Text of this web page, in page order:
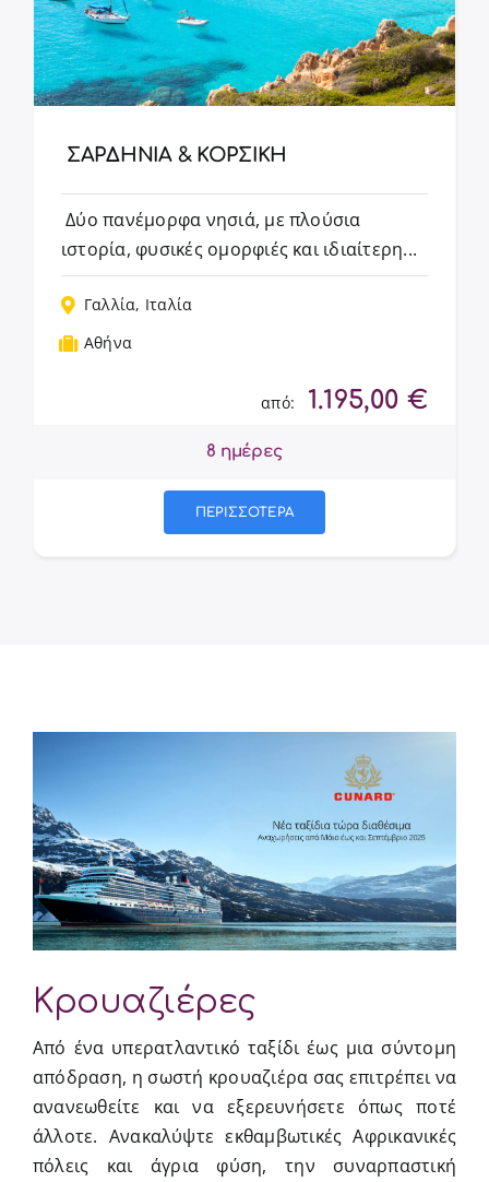
ΣΑΡΔΗΝΙΑ & ΚΟΡΣΙΚΗ
Δύο πανέμορφα νησιά, με πλούσια
ιστορία, φυσικές ομορφιές και ιδιαίτερη...
Γαλλία, Ιταλία
Αθήνα
από: 1.195,00 €
8 ημέρες
ΠΕΡΙΣΣΟΤΕΡΑ
Κρουαζιέρες
Από ένα υπερατλαντικό ταξίδι έως μια σύντομη
απόδραση, η σωστή κρουαζιέρα σας επιτρέπει να
ανανεωθείτε και να εξερευνήσετε όπως ποτέ
άλλοτε. Ανακαλύψτε εκθαμβωτικές Αφρικανικές
πόλεις και άγρια φύση, την συναρπαστική